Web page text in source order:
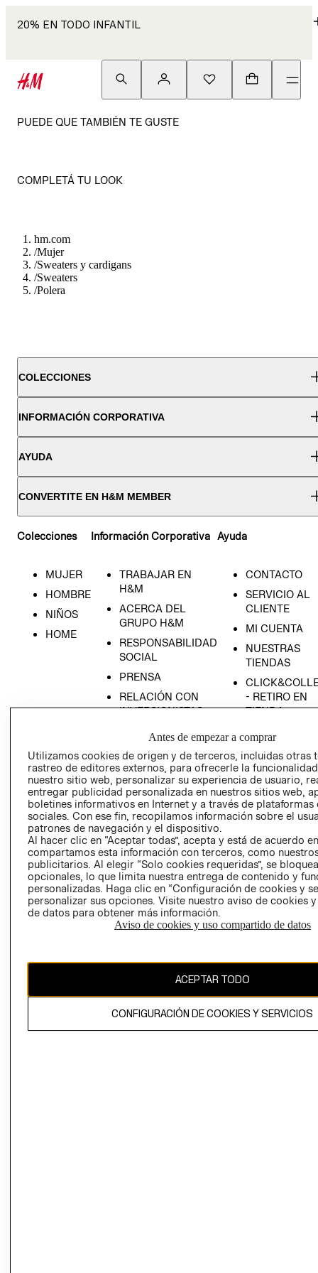
20% EN TODO INFANTIL
PUEDE QUE TAMBIÉN TE GUSTE
COMPLETÁ TU LOOK
hm.com
/Mujer
/Sweaters y cardigans
/Sweaters
/Polera
COLECCIONES
INFORMACIÓN CORPORATIVA
AYUDA
CONVERTITE EN H&M MEMBER
Colecciones
MUJER
HOMBRE
NIÑOS
HOME
Información Corporativa
TRABAJAR EN
H&M
ACERCA DEL
GRUPO H&M
RESPONSABILIDAD
SOCIAL
PRENSA
RELACIÓN CON
INVERSIONISTAS
POLÍTICA
EMPRESARIAL
Ayuda
CONTACTO
SERVICIO AL
CLIENTE
MI CUENTA
NUESTRAS
TIENDAS
- RETIRO EN
TIENDA
CONDICIONES
AVISO DE
PRIVACIDAD
GIFT CARD
AVISO DE
El contenido de esta página web está protegido por copyright y es
propiedad de H&M Hennes & Mauritz AB.
Antes de empezar a comprar
Utilizamos cookies de origen y de terceros, incluidas otras
rastreo de editores externos, para ofrecerle la
nuestro sitio web, personalizar su experiencia de usuario,
entregar publicidad personalizada en nuestros sitios web,
boletines informativos en Internet y a través de plataformas
sociales. Con ese fin, recopilamos información sobre el
patrones de navegación y el dispositivo.
Al hacer clic en “Aceptar todas”, acepta y está de acuerdo
compartamos esta información con terceros, como
publicitarios. Al elegir “Solo cookies requeridas”, se
opcionales, lo que limita nuestra entrega de contenido y
personalizadas. Haga clic en “Configuración de cookies y
personalizar sus opciones. Visite nuestro aviso de cookies
de datos para obtener más información.
Aviso de cookies y uso compartido de datos
ACEPTAR TODO
CONFIGURACIÓN DE COOKIES Y SERVICIOS